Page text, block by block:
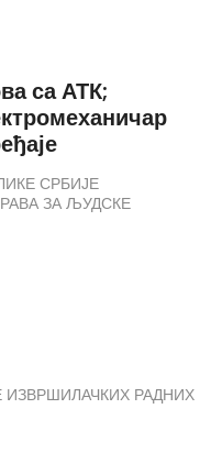
са АТК;
СРБИЈЕ
ЗА ЉУДСКЕ
РАДНИХ